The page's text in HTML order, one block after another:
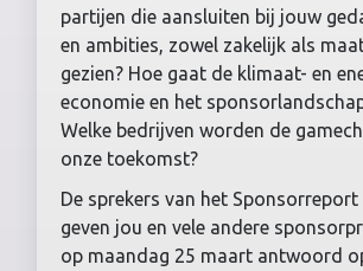
partijen die aansluiten bij jouw
en ambities, zowel zakelijk als
gezien? Hoe gaat de klimaat- en
economie en het
Welke bedrijven worden de
onze toekomst?
De sprekers van het
geven jou en vele andere
op maandag 25 maart antwoord